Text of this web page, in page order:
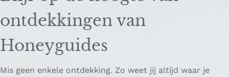
ontdekkingen van
Honeyguides
Mis geen enkele ontdekking. Zo weet jij altijd waar je